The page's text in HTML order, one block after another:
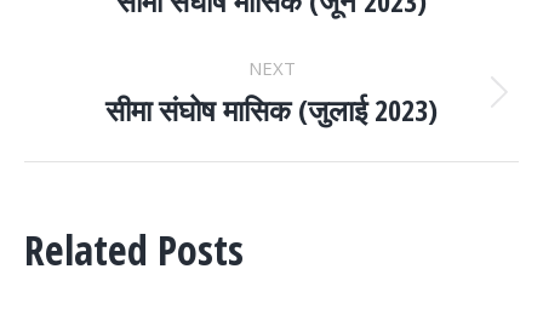
NEXT
Next
सीमा संघोष मासिक (जुलाई 2023)
Related Posts